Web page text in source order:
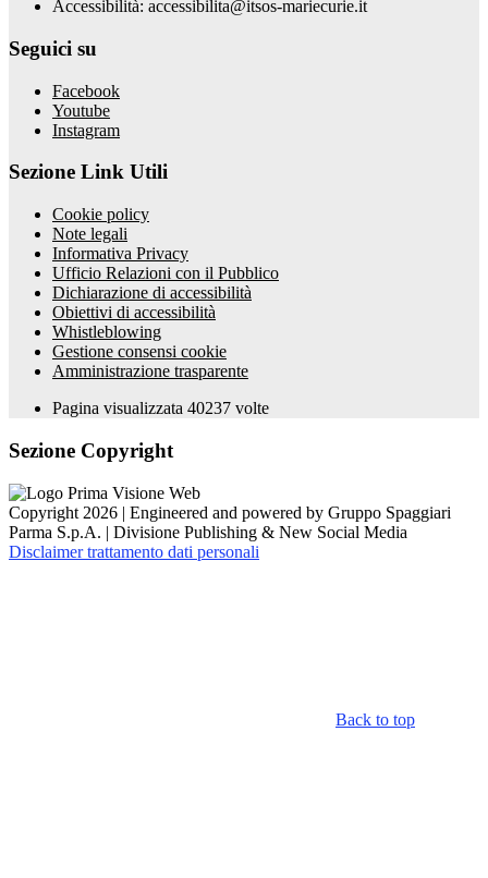
Accessibilità: accessibilita@itsos-mariecurie.it
Seguici su
Facebook
Youtube
Instagram
Sezione Link Utili
Cookie policy
Note legali
Informativa Privacy
Ufficio Relazioni con il Pubblico
Dichiarazione di accessibilità
Obiettivi di accessibilità
Whistleblowing
Gestione consensi cookie
Amministrazione trasparente
Pagina visualizzata 40237 volte
Sezione Copyright
Copyright 2026 | Engineered and powered by Gruppo Spaggiari
Parma S.p.A. | Divisione Publishing & New Social Media
Disclaimer trattamento dati personali
Back to top